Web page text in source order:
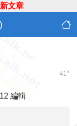
文章
41#
編輯